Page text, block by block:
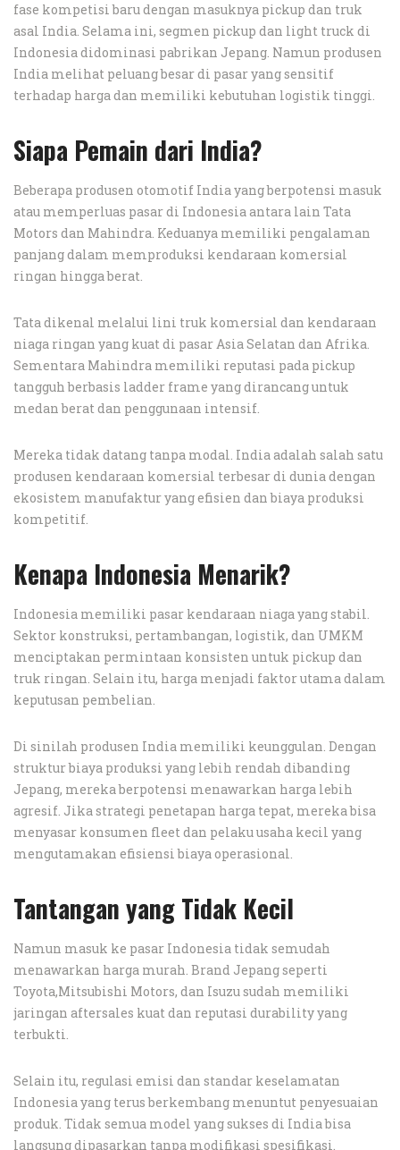
fase kompetisi baru dengan masuknya pickup dan truk
asal India. Selama ini, segmen pickup dan light truck di
Indonesia didominasi pabrikan Jepang. Namun produsen
India melihat peluang besar di pasar yang sensitif
terhadap harga dan memiliki kebutuhan logistik tinggi.
Siapa Pemain dari India?
Beberapa produsen otomotif India yang berpotensi masuk
atau memperluas pasar di Indonesia antara lain Tata
Motors dan Mahindra. Keduanya memiliki pengalaman
panjang dalam memproduksi kendaraan komersial
ringan hingga berat.
Tata dikenal melalui lini truk komersial dan kendaraan
niaga ringan yang kuat di pasar Asia Selatan dan Afrika.
Sementara Mahindra memiliki reputasi pada pickup
tangguh berbasis ladder frame yang dirancang untuk
medan berat dan penggunaan intensif.
Mereka tidak datang tanpa modal. India adalah salah satu
produsen kendaraan komersial terbesar di dunia dengan
ekosistem manufaktur yang efisien dan biaya produksi
kompetitif.
Kenapa Indonesia Menarik?
Indonesia memiliki pasar kendaraan niaga yang stabil.
Sektor konstruksi, pertambangan, logistik, dan UMKM
menciptakan permintaan konsisten untuk pickup dan
truk ringan. Selain itu, harga menjadi faktor utama dalam
keputusan pembelian.
Di sinilah produsen India memiliki keunggulan. Dengan
struktur biaya produksi yang lebih rendah dibanding
Jepang, mereka berpotensi menawarkan harga lebih
agresif. Jika strategi penetapan harga tepat, mereka bisa
menyasar konsumen fleet dan pelaku usaha kecil yang
mengutamakan efisiensi biaya operasional.
Tantangan yang Tidak Kecil
Namun masuk ke pasar Indonesia tidak semudah
menawarkan harga murah. Brand Jepang seperti
Toyota,Mitsubishi Motors, dan Isuzu sudah memiliki
jaringan aftersales kuat dan reputasi durability yang
terbukti.
Selain itu, regulasi emisi dan standar keselamatan
Indonesia yang terus berkembang menuntut penyesuaian
produk. Tidak semua model yang sukses di India bisa
langsung dipasarkan tanpa modifikasi spesifikasi.